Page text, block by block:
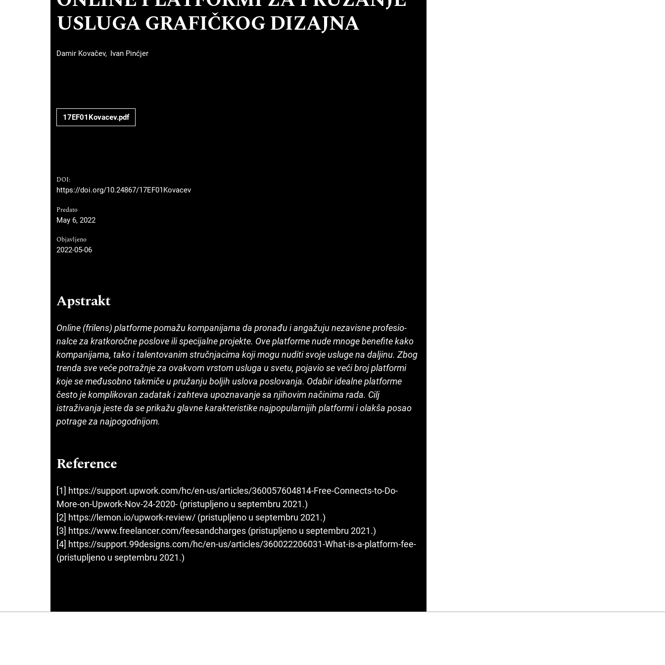
USLUGA GRAFIČKOG DIZAJNA
Damir Kovačev Ivan Pinćjer
17EF01Kovacev.pdf
DOI:
https://doi.org/10.24867/17EF01Kovacev
Predato
May 6, 2022
Objavljeno
2022-05-06
Apstrakt
Online (frilens) platforme pomažu kompanijama da pronađu i angažuju nezavisne profesio­
nalce za kratkoročne poslove ili specijalne projekte. Ove platforme nude mnoge benefite kako
kompanijama, tako i talentovanim stručnjacima koji mogu nuditi svoje usluge na daljinu. Zbog
trenda sve veće potražnje za ovakvom vrstom usluga u svetu, pojavio se veći broj platformi
koje se međusobno takmiče u pružanju boljih uslova poslova­nja. Odabir idealne platforme
često je komplikovan zada­tak i zahteva upoznavanje sa njihovim načinima rada. Cilj
istraživanja jeste da se prikažu glavne karakteristike naj­popularnijih platformi i olakša posao
potrage za najpo­godnijom.
Reference
[1] https://support.upwork.com/hc/en-us/articles/360057604814-Free-Connects-to-Do-
More-on-Upwork-Nov-24-2020- (pristupljeno u septembru 2021.)
[2] https://lemon.io/upwork-review/ (pristupljeno u septembru 2021.)
[3] https://www.freelancer.com/feesandcharges (pristupljeno u septembru 2021.)
[4] https://support.99designs.com/hc/en-us/articles/360022206031-What-is-a-platform-fee-
(pristupljeno u septembru 2021.)